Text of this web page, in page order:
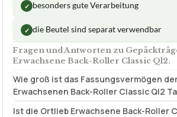
✓ besonders gute Verarbeitung
✓ die Beutel sind separat verwendbar
Fragen und Antworten zu
Erwachsene Back-Roller Classic Ql2.
Wie groß ist das Fassungsvermögen
Erwachsenen Back-Roller Classic Ql2
Ist die Ortlieb Erwachsene Back-Roller